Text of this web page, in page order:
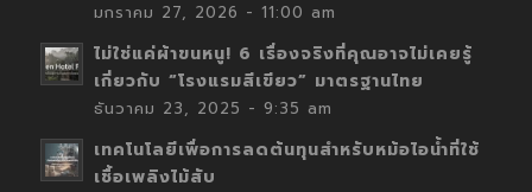
มกราคม 27, 2026 - 11:00 am
ไม่ใช่แค่ผ้าขนหนู! 6 เรื่องจริงที่คุณอาจไม่เคยรู้
เกี่ยวกับ “โรงแรมสีเขียว” มาตรฐานไทย
ธันวาคม 23, 2025 - 9:35 am
เทคโนโลยีเพื่อการลดต้นทุนสำหรับหม้อไอน้ำที่ใช้
เชื้อเพลิงไม้สับ